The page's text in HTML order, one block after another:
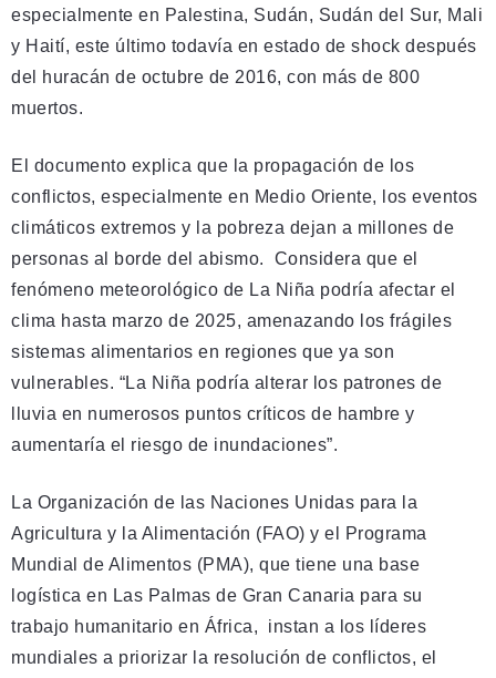
especialmente en Palestina, Sudán, Sudán del Sur, Mali
y Haití, este último todavía en estado de shock después
del huracán de octubre de 2016, con más de 800
muertos.
El documento explica que la propagación de los
conflictos, especialmente en Medio Oriente, los eventos
climáticos extremos y la pobreza dejan a millones de
personas al borde del abismo. Considera que el
fenómeno meteorológico de La Niña podría afectar el
clima hasta marzo de 2025, amenazando los frágiles
sistemas alimentarios en regiones que ya son
vulnerables. “La Niña podría alterar los patrones de
lluvia en numerosos puntos críticos de hambre y
aumentaría el riesgo de inundaciones”.
La Organización de las Naciones Unidas para la
Agricultura y la Alimentación (FAO) y el Programa
Mundial de Alimentos (PMA), que tiene una base
logística en Las Palmas de Gran Canaria para su
trabajo humanitario en África, instan a los líderes
mundiales a priorizar la resolución de conflictos, el